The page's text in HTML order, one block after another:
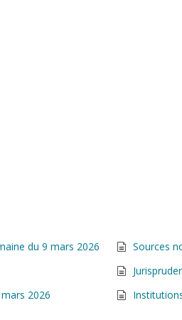
du 9 mars 2026
Sources
2026